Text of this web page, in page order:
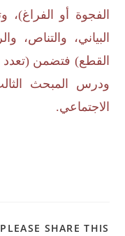
الفجوة أو الفراغ)،
البياني، والتناص،
القطع) فتضمن (تعدد
ودرس المبحث
الاجتماعي.
PLEASE SHARE THIS